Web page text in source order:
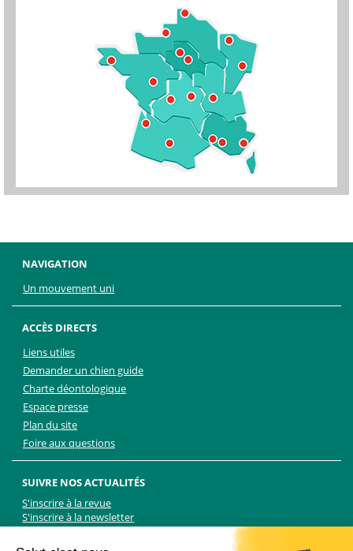
NAVIGATION
Un mouvement uni
ACCÈS DIRECTS
Liens utiles
Demander un chien guide
Charte déontologique
Espace presse
Plan du site
Foire aux questions
SUIVRE NOS ACTUALITÉS
S'inscrire à la revue
S'inscrire à la newsletter
TikTok